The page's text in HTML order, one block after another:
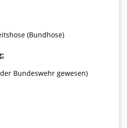
(Bundhose)
Bundeswehr gewesen)